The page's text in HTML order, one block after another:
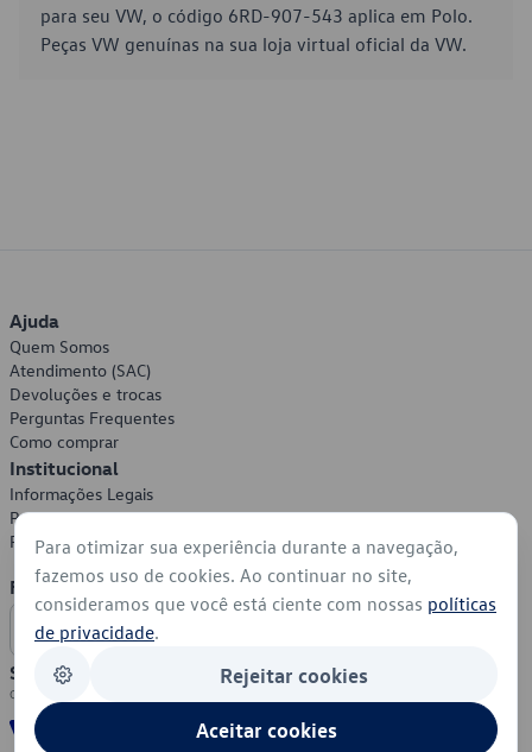
para seu VW, o código 6RD-907-543 aplica em Polo.
Peças VW genuínas na sua loja virtual oficial da VW.
Ajuda
Quem Somos
Atendimento (SAC)
Devoluções e trocas
Perguntas Frequentes
Como comprar
Institucional
Informações Legais
Política de Privacidade
Política de Cookies
Formas de Pagamento
Segurança
Para otimizar sua experiência durante a navegação,
fazemos uso de cookies. Ao continuar no site,
consideramos que você está ciente com nossas políticas
de privacidade.
Rejeitar cookies
Aceitar cookies